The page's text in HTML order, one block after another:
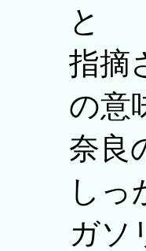
と
指摘
の意
奈良
しっ
ガソ